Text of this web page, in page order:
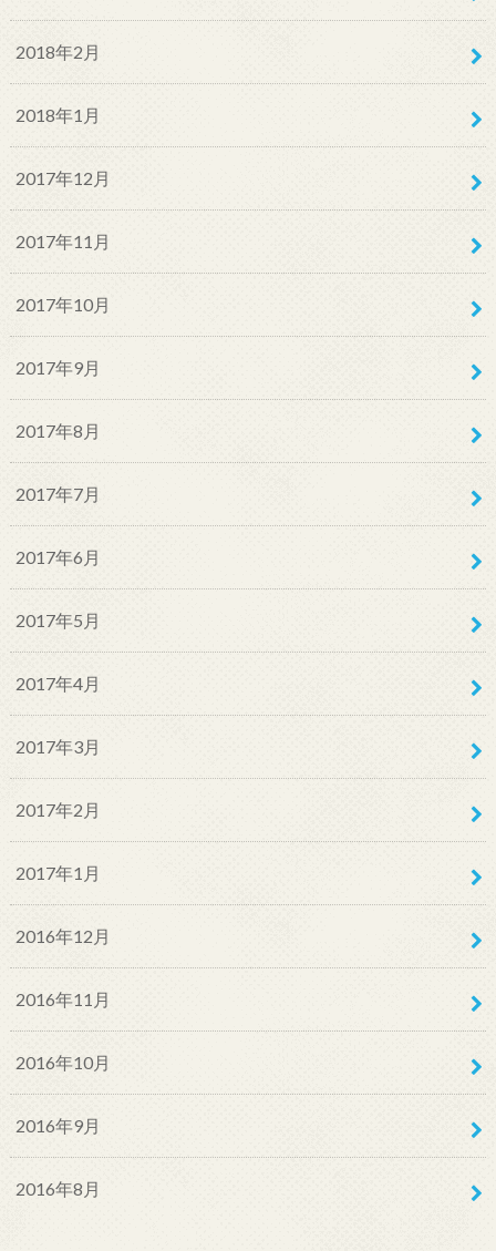
2018年2月
2018年1月
2017年12月
2017年11月
2017年10月
2017年9月
2017年8月
2017年7月
2017年6月
2017年5月
2017年4月
2017年3月
2017年2月
2017年1月
2016年12月
2016年11月
2016年10月
2016年9月
2016年8月